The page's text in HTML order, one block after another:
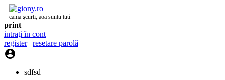
cama şcurti, aoa suntu tuti
print
intraţi în cont
register| resetare parolă

sdfsd